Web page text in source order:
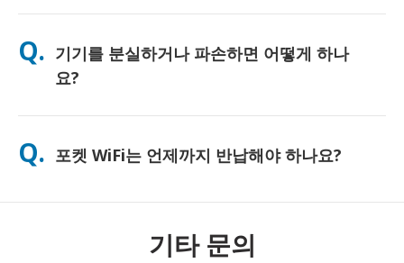
네, 최대 10대까지(폰, 태블릿, 노트북 등) 동시에 연결하여 사용하
하게 사용하시도록 무료 보조 배터리를 함께 제공해 드리고 있습
니다.
Q. 기기를 분실하거나 파손하면 어떻게 하나
요?
결제 시 분실 또는 파손에 대비한 보험을 추가할 수 있습니다. 보험
에게 연락해 주세요. 연결을 유지하실 수 있도록 도와드리겠습니
다.
Q. 포켓 WiFi는 언제까지 반납해야 하나요?
기타 문의